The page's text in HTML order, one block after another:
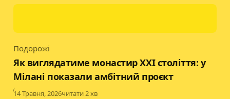
Category
Подорожі
Як виглядатиме монастир XXI століття: у
Мілані показали амбітний проєкт
Published
14 Травня, 2026читати 2 хв